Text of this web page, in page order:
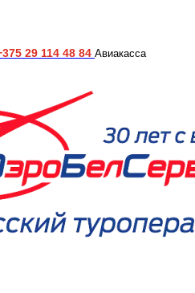
29 114 48 84 Авиакасса